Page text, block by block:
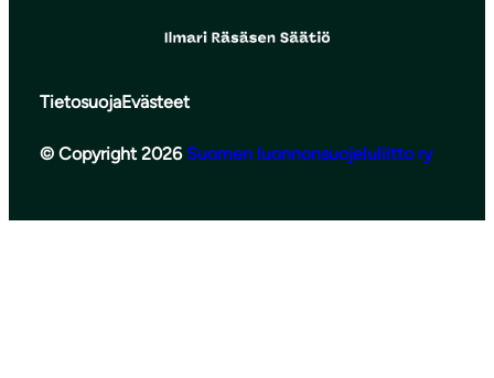
TietosuojaEvästeet
© Copyright 2026 Suomen luonnonsuojeluliitto ry